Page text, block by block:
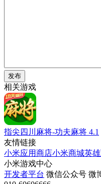
发布
相关游戏
指尖四川麻将-功夫麻将 4.1
友情链接
小米应用商店小米商城英
小米游戏中心
开发者平台 微信公众号 微